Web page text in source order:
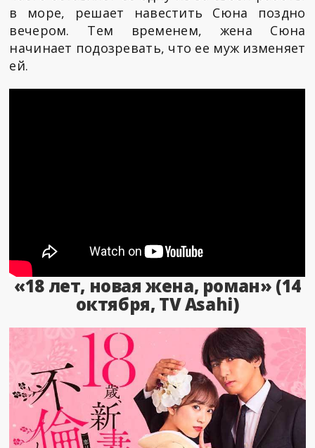
в море, решает навестить Сюна поздно
вечером. Тем временем, жена Сюна
начинает подозревать, что ее муж изменяет
ей.
«18 лет, новая жена, роман» (14
октября, TV Asahi)